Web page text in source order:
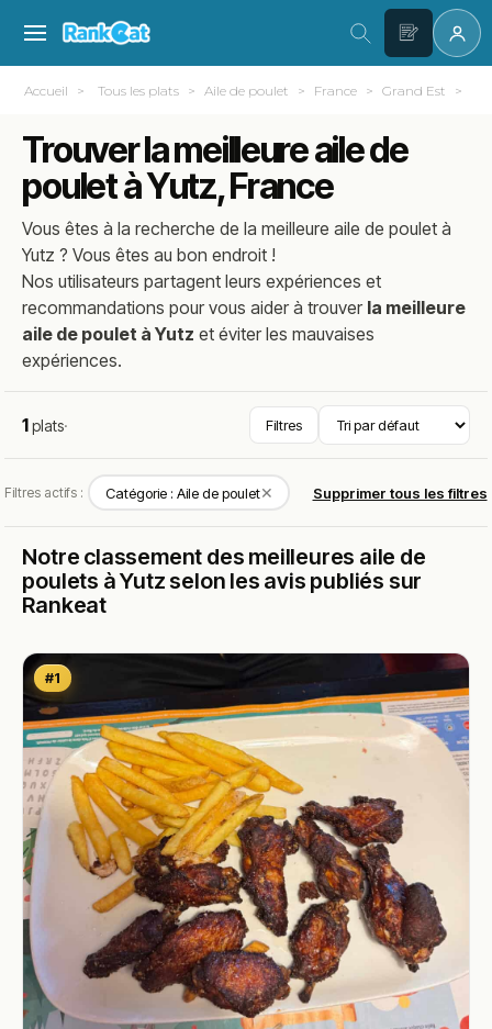
Accueil Tous les plats Aile de poulet France Grand Est
Trouver la meilleure aile de
poulet à Yutz, France
Vous êtes à la recherche de la meilleureaile de poulet à
Yutz ? Vous êtes au bon endroit !
Nos utilisateurs partagent leurs expériences et
recommandations pour vous aider à trouver la meilleure
aile de poulet à Yutz et éviter les mauvaises
expériences.
1plats· Filtres
Filtres actifs : Catégorie : Aile de poulet✕ Supprimer tous les filtres
Notre classement des meilleures aile de
poulets à Yutz selon les avis publiés sur
Rankeat
#1